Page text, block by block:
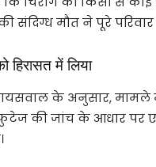
संदिग्ध मौत ने पूरे
हिरासत में लिया
के अनुसार, मामले
की जांच के आधार पर